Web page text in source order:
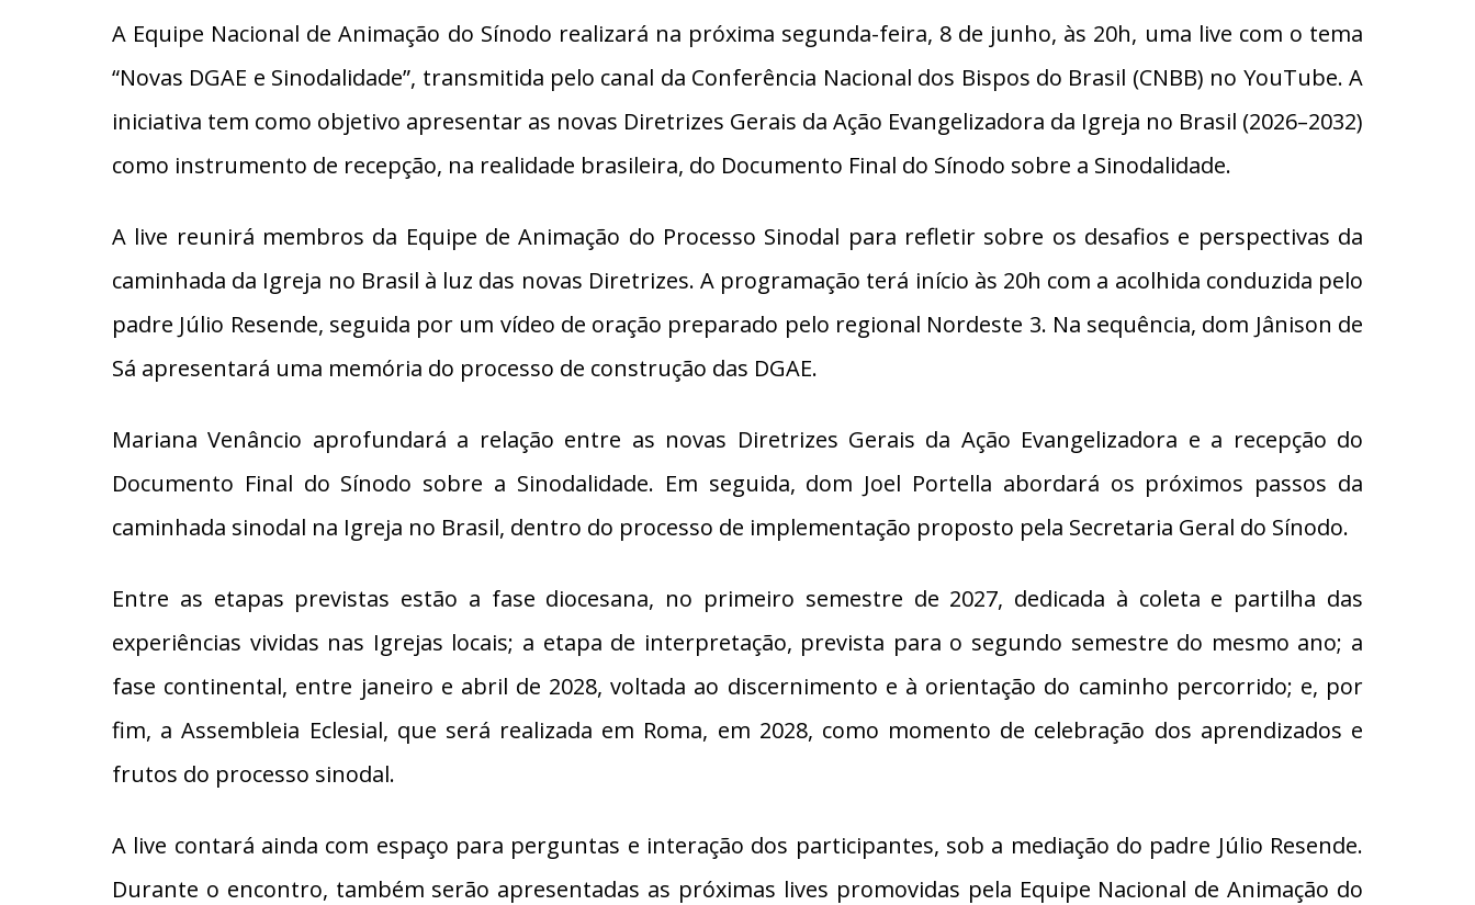
A Equipe Nacional de Animação do Sínodo realizará na próxima segunda-feira, 8 de junho, às 20h, uma live com o tema
“Novas DGAE e Sinodalidade”, transmitida pelo canal da Conferência Nacional dos Bispos do Brasil (CNBB) no YouTube. A
iniciativa tem como objetivo apresentar as novas Diretrizes Gerais da Ação Evangelizadora da Igreja no Brasil (2026–2032)
como instrumento de recepção, na realidade brasileira, do Documento Final do Sínodo sobre a Sinodalidade.
A live reunirá membros da Equipe de Animação do Processo Sinodal para refletir sobre os desafios e perspectivas da
caminhada da Igreja no Brasil à luz das novas Diretrizes. A programação terá início às 20h com a acolhida conduzida pelo
padre Júlio Resende, seguida por um vídeo de oração preparado pelo regional Nordeste 3. Na sequência, dom Jânison de
Sá apresentará uma memória do processo de construção das DGAE.
Mariana Venâncio aprofundará a relação entre as novas Diretrizes Gerais da Ação Evangelizadora e a recepção do
Documento Final do Sínodo sobre a Sinodalidade. Em seguida, dom Joel Portella abordará os próximos passos da
caminhada sinodal na Igreja no Brasil, dentro do processo de implementação proposto pela Secretaria Geral do Sínodo.
Entre as etapas previstas estão a fase diocesana, no primeiro semestre de 2027, dedicada à coleta e partilha das
experiências vividas nas Igrejas locais; a etapa de interpretação, prevista para o segundo semestre do mesmo ano; a
fase continental, entre janeiro e abril de 2028, voltada ao discernimento e à orientação do caminho percorrido; e, por
fim, a Assembleia Eclesial, que será realizada em Roma, em 2028, como momento de celebração dos aprendizados e
frutos do processo sinodal.
A live contará ainda com espaço para perguntas e interação dos participantes, sob a mediação do padre Júlio Resende.
Durante o encontro, também serão apresentadas as próximas lives promovidas pela Equipe Nacional de Animação do